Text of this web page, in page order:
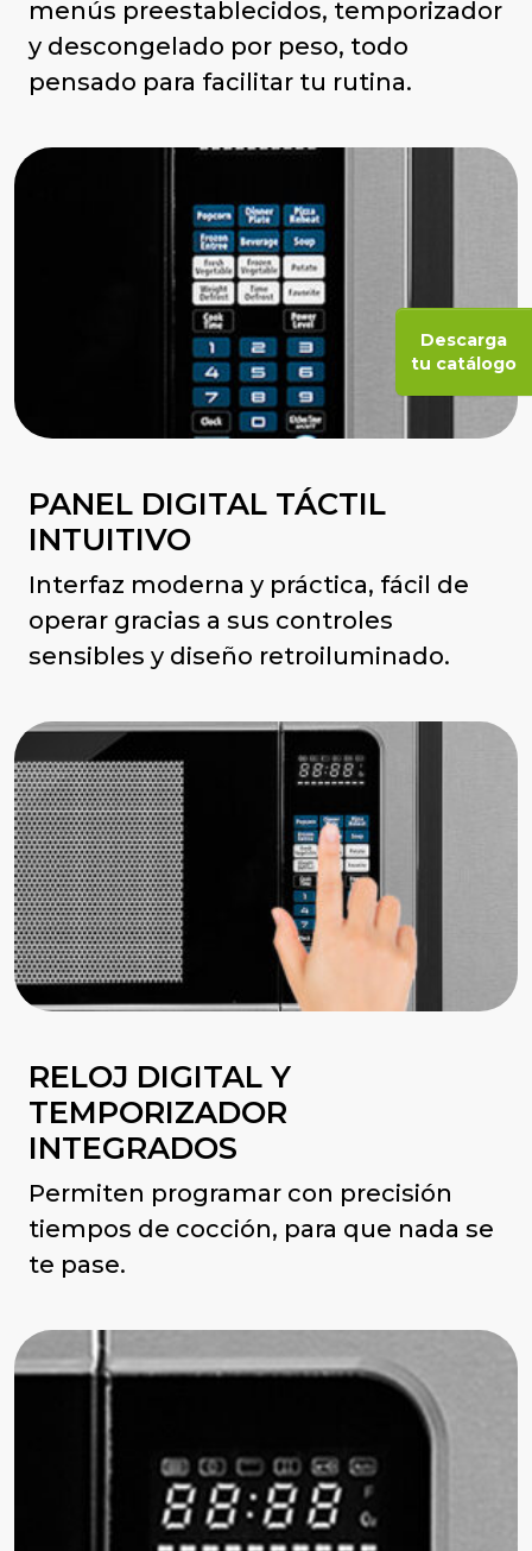
Descarga
tu catálogo
menús preestablecidos, temporizador
y descongelado por peso, todo
pensado para facilitar tu rutina.
PANEL DIGITAL TÁCTIL
INTUITIVO
Interfaz moderna y práctica, fácil de
operar gracias a sus controles
sensibles y diseño retroiluminado.
RELOJ DIGITAL Y
TEMPORIZADOR
INTEGRADOS
Permiten programar con precisión
tiempos de cocción, para que nada se
te pase.